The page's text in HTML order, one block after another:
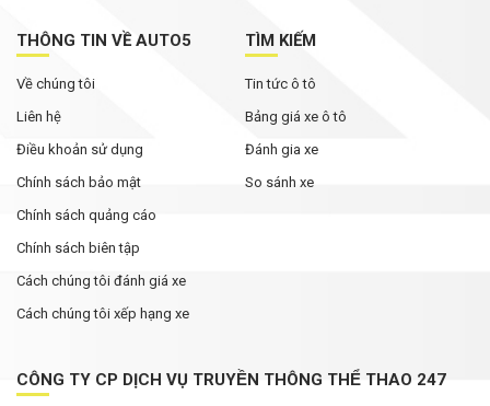
THÔNG TIN VỀ AUTO5
Về chúng tôi
Liên hệ
Điều khoản sử dụng
Chính sách bảo mật
Chính sách quảng cáo
Chính sách biên tập
Cách chúng tôi đánh giá xe
Cách chúng tôi xếp hạng xe
TÌM KIẾM
Tin tức ô tô
Bảng giá xe ô tô
Đánh gia xe
So sánh xe
CÔNG TY CP DỊCH VỤ TRUYỀN THÔNG THỂ THAO 247